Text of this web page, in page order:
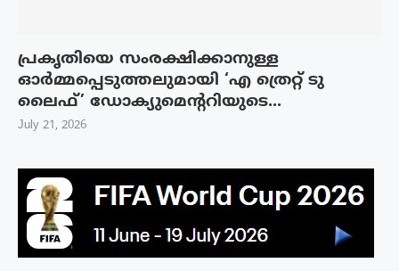
പ്രകൃതിയെ സംരക്ഷിക്കാനുള്ള
ഓർമ്മപ്പെടുത്തലുമായി ‘എ ത്രെറ്റ് ടു
ലൈഫ്’ ഡോക്യുമെന്ററിയുടെ...
July 21, 2026